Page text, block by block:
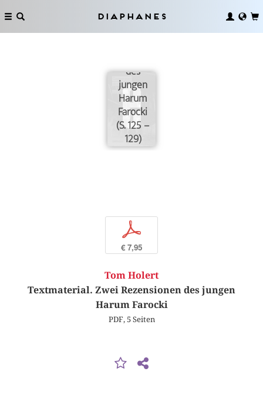
Diaphanes
Textmaterial.
des
jungen
Harum
Farocki
(S. 125 –
129)
p
€ 7,95
Tom Holert
Textmaterial. Zwei Rezensionen des jungen
Harum Farocki
PDF, 5 Seiten